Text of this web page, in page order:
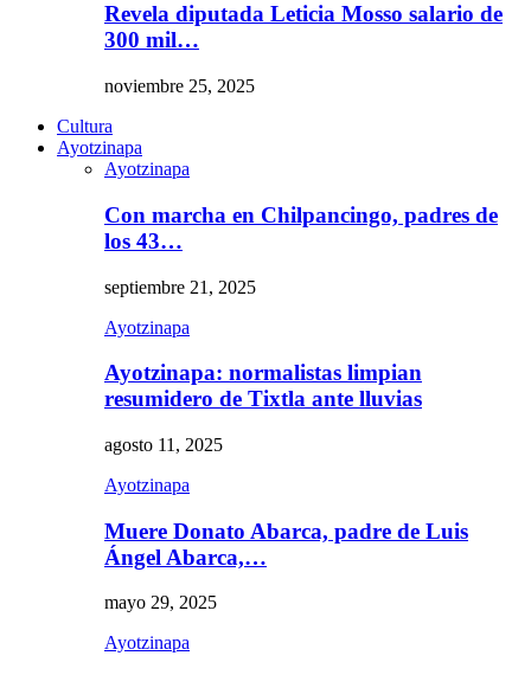
Revela diputada Leticia Mosso salario de
300 mil…
noviembre 25, 2025
Cultura
Ayotzinapa
Ayotzinapa
Con marcha en Chilpancingo, padres de
los 43…
septiembre 21, 2025
Ayotzinapa
Ayotzinapa: normalistas limpian
resumidero de Tixtla ante lluvias
agosto 11, 2025
Ayotzinapa
Muere Donato Abarca, padre de Luis
Ángel Abarca,…
mayo 29, 2025
Ayotzinapa